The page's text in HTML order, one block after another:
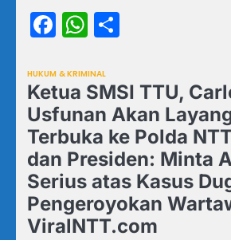
Facebook
WhatsApp
HUKUM & KRIMINAL
Ketua SMSI TTU,
Usfunan Akan
Terbuka ke Polda
dan Presiden: Minta
Serius atas Kasus
Pengeroyokan
ViralNTT.com